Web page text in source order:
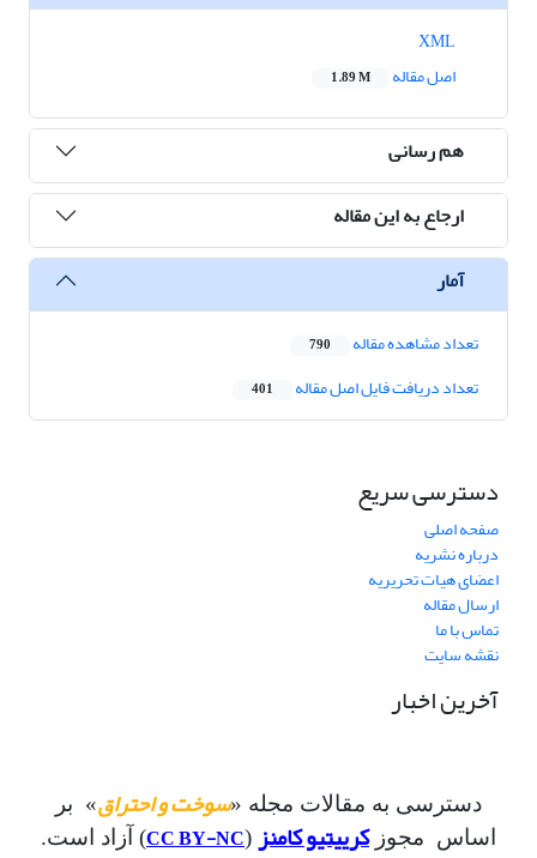
اصل مقاله
1.89 M
هم رسانی
ارجاع به این مقاله
آمار
تعداد مشاهده مقاله 790
تعداد دریافت فایل اصل مقاله 401
دسترسی سریع
صفحه اصلی
درباره نشریه
اعضای هیات تحریریه
ارسال مقاله
تماس با ما
نقشه سایت
آخرین اخبار
دسترسی به مقالات مجله «سوخت و احتراق» بر
اساس مجوزکرییتیو کامنز (
CC BY-NC) آزاد است.